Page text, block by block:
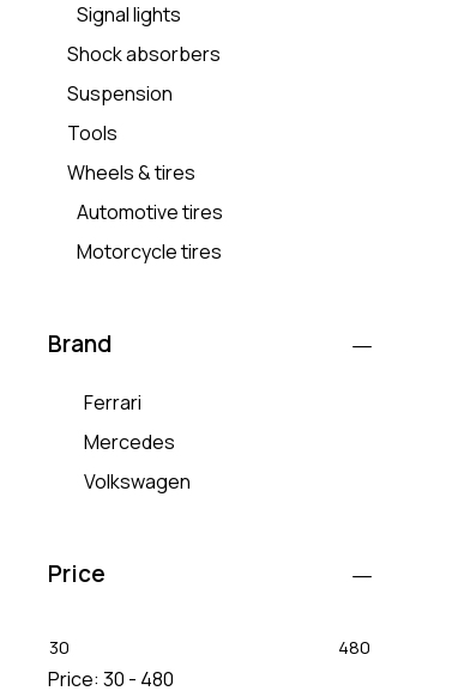
Signal lights
Shock absorbers
Suspension
Tools
Wheels & tires
Automotive tires
Motorcycle tires
Brand
Ferrari
Mercedes
Volkswagen
Price
30 480
Price: 30 - 480